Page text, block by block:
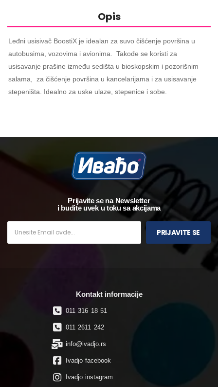
Opis
Leđni usisivač BoostiX je idealan za suvo čišćenje površina u
autobusima, vozovima i avionima. Takođe se koristi za
usisavanje prašine između sedišta u bioskopskim i pozorišnim
salama, za čišćenje površina u kancelarijama i za usisavanje
stepeništa. Idealno za uske ulaze, stepenice i sobe.
Prijavite se na Newsletter
i budite uvek u toku sa akcijama
PRIJAVITE SE
Kontakt informacije
011 316 18 51
011 2611 242
info@ivadjo.rs
Ivadjo facebook
Ivadjo instagram